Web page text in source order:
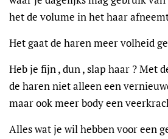
het de volume in het haar
Het gaat de haren meer volheid
Heb je fijn , dun , slap haar ? Met
de haren niet alleen een
maar ook meer body een
Alles wat je wil hebben voor een